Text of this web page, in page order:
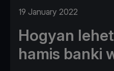
19 January 2022
Hogyan
hamis banki